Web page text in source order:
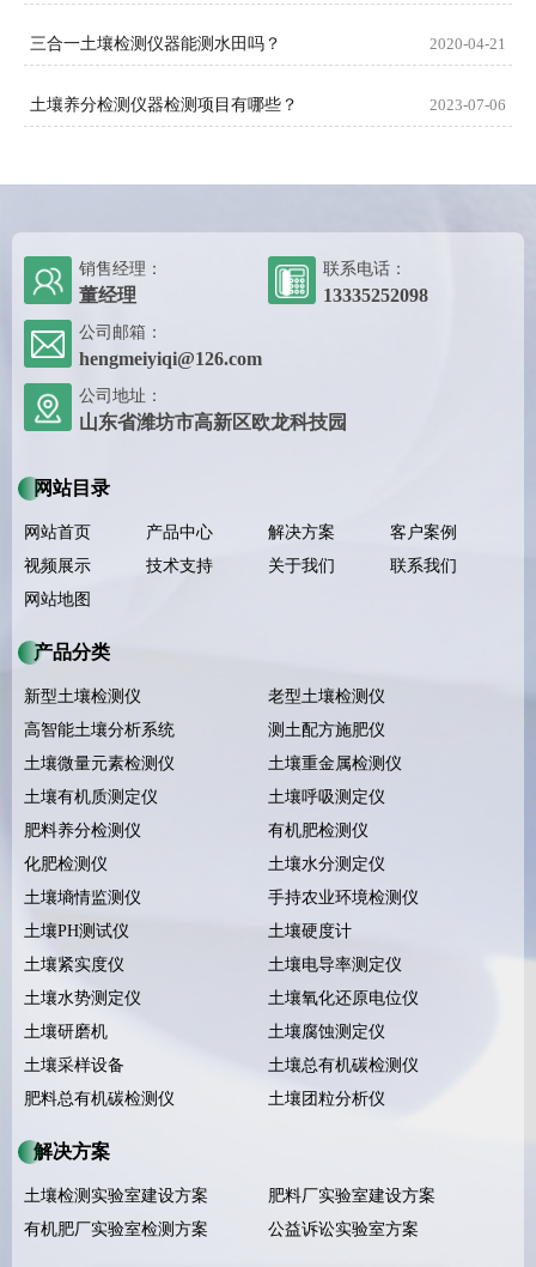
三合一土壤检测仪器能测水田吗？ 2020-04-21
土壤养分检测仪器检测项目有哪些？ 2023-07-06
销售经理：
董经理
联系电话：
13335252098
公司邮箱：
hengmeiyiqi@126.com
公司地址：
山东省潍坊市高新区欧龙科技园
网站目录
网站首页 产品中心 解决方案
客户案例
视频展示
技术支持 关于我们
联系我们
网站地图
产品分类
新型土壤检测仪
老型土壤检测仪
高智能土壤分析系统
测土配方施肥仪
土壤微量元素检测仪
土壤重金属检测仪
土壤有机质测定仪
土壤呼吸测定仪
肥料养分检测仪
有机肥检测仪
化肥检测仪
土壤水分测定仪
土壤墒情监测仪
手持农业环境检测仪
土壤PH测试仪
土壤硬度计
土壤紧实度仪
土壤电导率测定仪
土壤水势测定仪
土壤氧化还原电位仪
土壤研磨机
土壤腐蚀测定仪
土壤采样设备
土壤总有机碳检测仪
肥料总有机碳检测仪
土壤团粒分析仪
解决方案
土壤检测实验室建设方案
肥料厂实验室建设方案
有机肥厂实验室检测方案
公益诉讼实验室方案